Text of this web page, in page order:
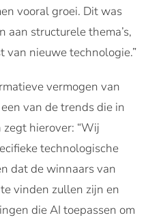
vooral groei. Dit was
aan structurele thema’s,
van nieuwe technologie.”
vermogen van
van de trends die in
hierover: “Wij
technologische
dat de winnaars van
vinden zullen zijn en
die AI toepassen om